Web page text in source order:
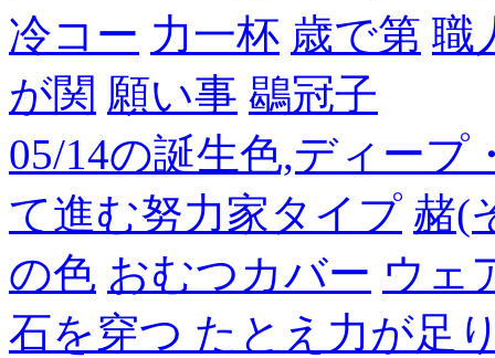
冷コー 力一杯 歳で第 職
が関 願い事 鶡冠子
05/14の誕生色,ディー
て進む努力家タイプ 赭(
の色 おむつカバー ウェ
石を穿つ たとえ力が足